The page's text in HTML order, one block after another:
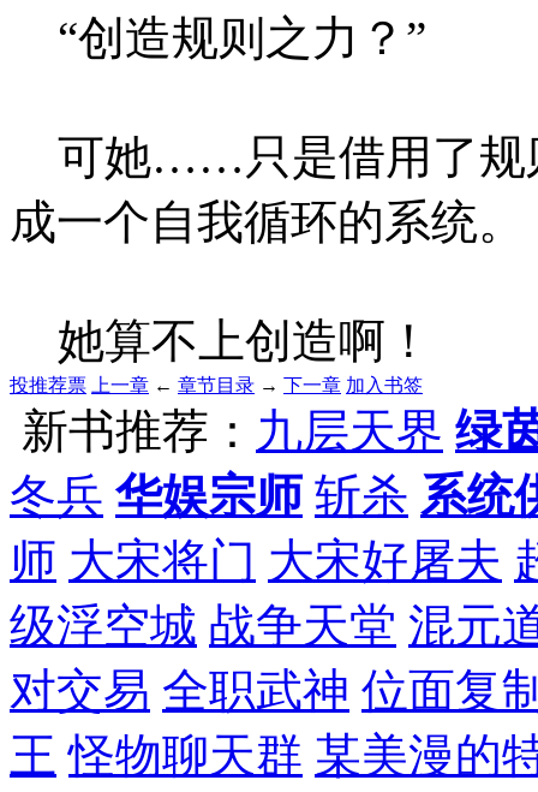
“创造规则之力？”
可她……只是借用了规
成一个自我循环的系统。
她算不上创造啊！
投推荐票 上一章 ← 章节目录 → 下一章 加入书签
新书推荐： 九层天界 绿
冬兵 华娱宗师 斩杀 系统
师 大宋将门 大宋好屠夫
级浮空城 战争天堂 混元
对交易 全职武神 位面复
王 怪物聊天群 某美漫的